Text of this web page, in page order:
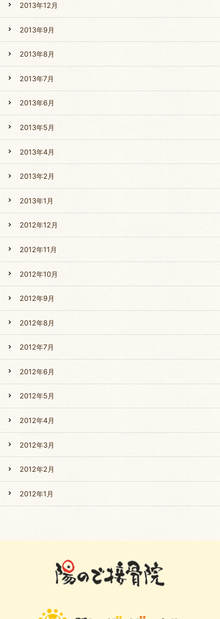
2013年12月
2013年9月
2013年8月
2013年7月
2013年6月
2013年5月
2013年4月
2013年2月
2013年1月
2012年12月
2012年11月
2012年10月
2012年9月
2012年8月
2012年7月
2012年6月
2012年5月
2012年4月
2012年3月
2012年2月
2012年1月